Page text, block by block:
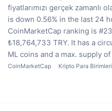
fiyatlarımızı gerçek zamanlı
is down 0.56% in the last 24
CoinMarketCap ranking is
₺18,764,733 TRY. It has a
ML coins and a max. supply
CoinMarketCap Kripto Para Birimleri